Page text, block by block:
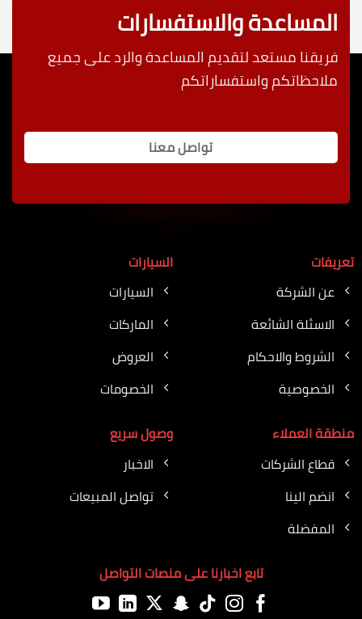
المساعدة والاستفسارات
فريقنا مستعد لتقديم المساعدة والرد على جميع
ملاحظاتكم واستفساراتكم
تواصل معنا
تعريفات
عن الشركة
الاسئلة الشائعة
الشروط والاحكام
الخصوصية
السيارات
السيارات
الماركات
العروض
الخصومات
منطقة العملاء
قطاع الشركات
انضم الينا
المفضلة
وصول سريع
الاخبار
تواصل المبيعات
تابع اخبارنا على منصات التواصل